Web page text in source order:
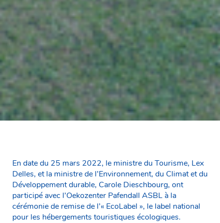
En date du 25 mars 2022, le ministre du Tourisme, Lex
Delles, et la ministre de l’Environnement, du Climat et du
Développement durable, Carole Dieschbourg, ont
participé avec l’Oekozenter Pafendall ASBL à la
cérémonie de remise de l’« EcoLabel », le label national
pour les hébergements touristiques écologiques.